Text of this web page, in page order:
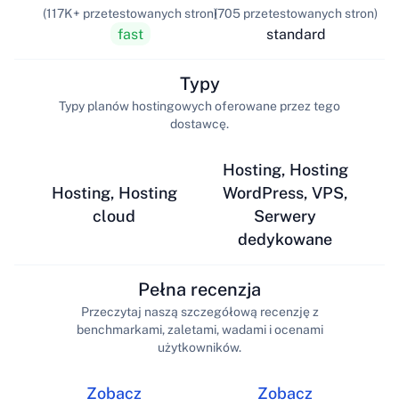
(117K+ przetestowanych stron)
fast
(705 przetestowanych stron)
standard
Hosting, Hosting
cloud
Typy
Typy planów hostingowych oferowane przez tego
dostawcę.
Hosting, Hosting
WordPress, VPS,
Serwery
dedykowane
Zobacz
Pełna recenzja
Przeczytaj naszą szczegółową recenzję z
benchmarkami, zaletami, wadami i ocenami
użytkowników.
Zobacz